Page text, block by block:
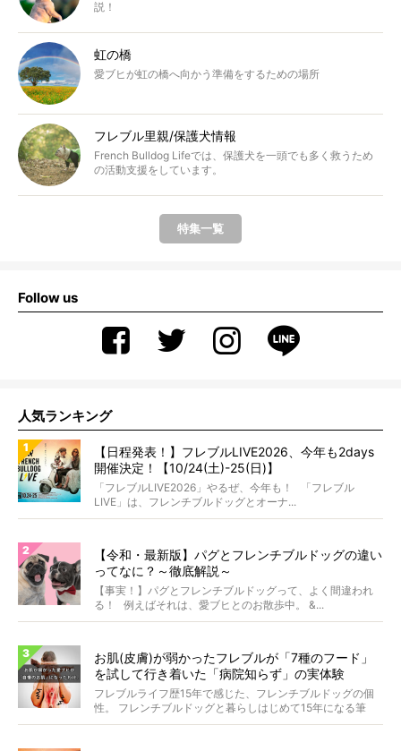
説！
虹の橋
愛ブヒが虹の橋へ向かう準備をするための場所
フレブル里親/保護犬情報
French Bulldog Lifeでは、保護犬を一頭でも多く救うため
の活動支援をしています。
特集一覧
Follow us
人気ランキング
【日程発表！】フレブルLIVE2026、今年も2days
開催決定！【10/24(土)-25(日)】
「フレブルLIVE2026」やるぜ、今年も！ 「フレブル
LIVE」は、フレンチブルドッグとオーナ...
【令和・最新版】パグとフレンチブルドッグの違い
ってなに？～徹底解説～
【事実！】パグとフレンチブルドッグって、よく間違われ
る！ 例えばそれは、愛ブヒとのお散歩中。 &...
お肌(皮膚)が弱かったフレブルが「7種のフード」
を試して行き着いた「病院知らず」の実体験
フレブルライフ歴15年で感じた、フレンチブルドッグの個
性。 フレンチブルドッグと暮らしはじめて15年になる筆
者...